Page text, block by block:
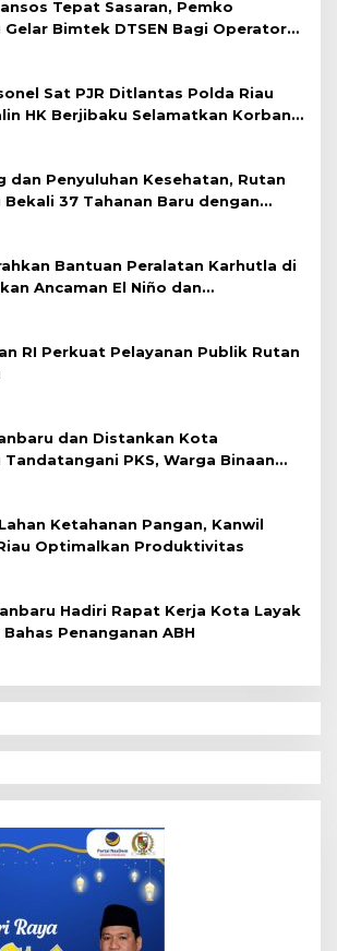
Tepat Sasaran, Pemko
Gelar Bimtek DTSEN Bagi Operator
Sat PJR Ditlantas Polda Riau
HK Berjibaku Selamatkan Korban
di Tol Pekanbaru–Dumai
dan Penyuluhan Kesehatan, Rutan
Bekali 37 Tahanan Baru dengan
HIV, dan Bahaya Narkoba
Bantuan Peralatan Karhutla di
Ancaman El Niño dan
Pencegahan
RI Perkuat Pelayanan Publik Rutan
dan Distankan Kota
Tandatangani PKS, Warga Binaan
Peternakan Ayam Petelur
Ketahanan Pangan, Kanwil
Optimalkan Produktivitas
Hadiri Rapat Kerja Kota Layak
Penanganan ABH